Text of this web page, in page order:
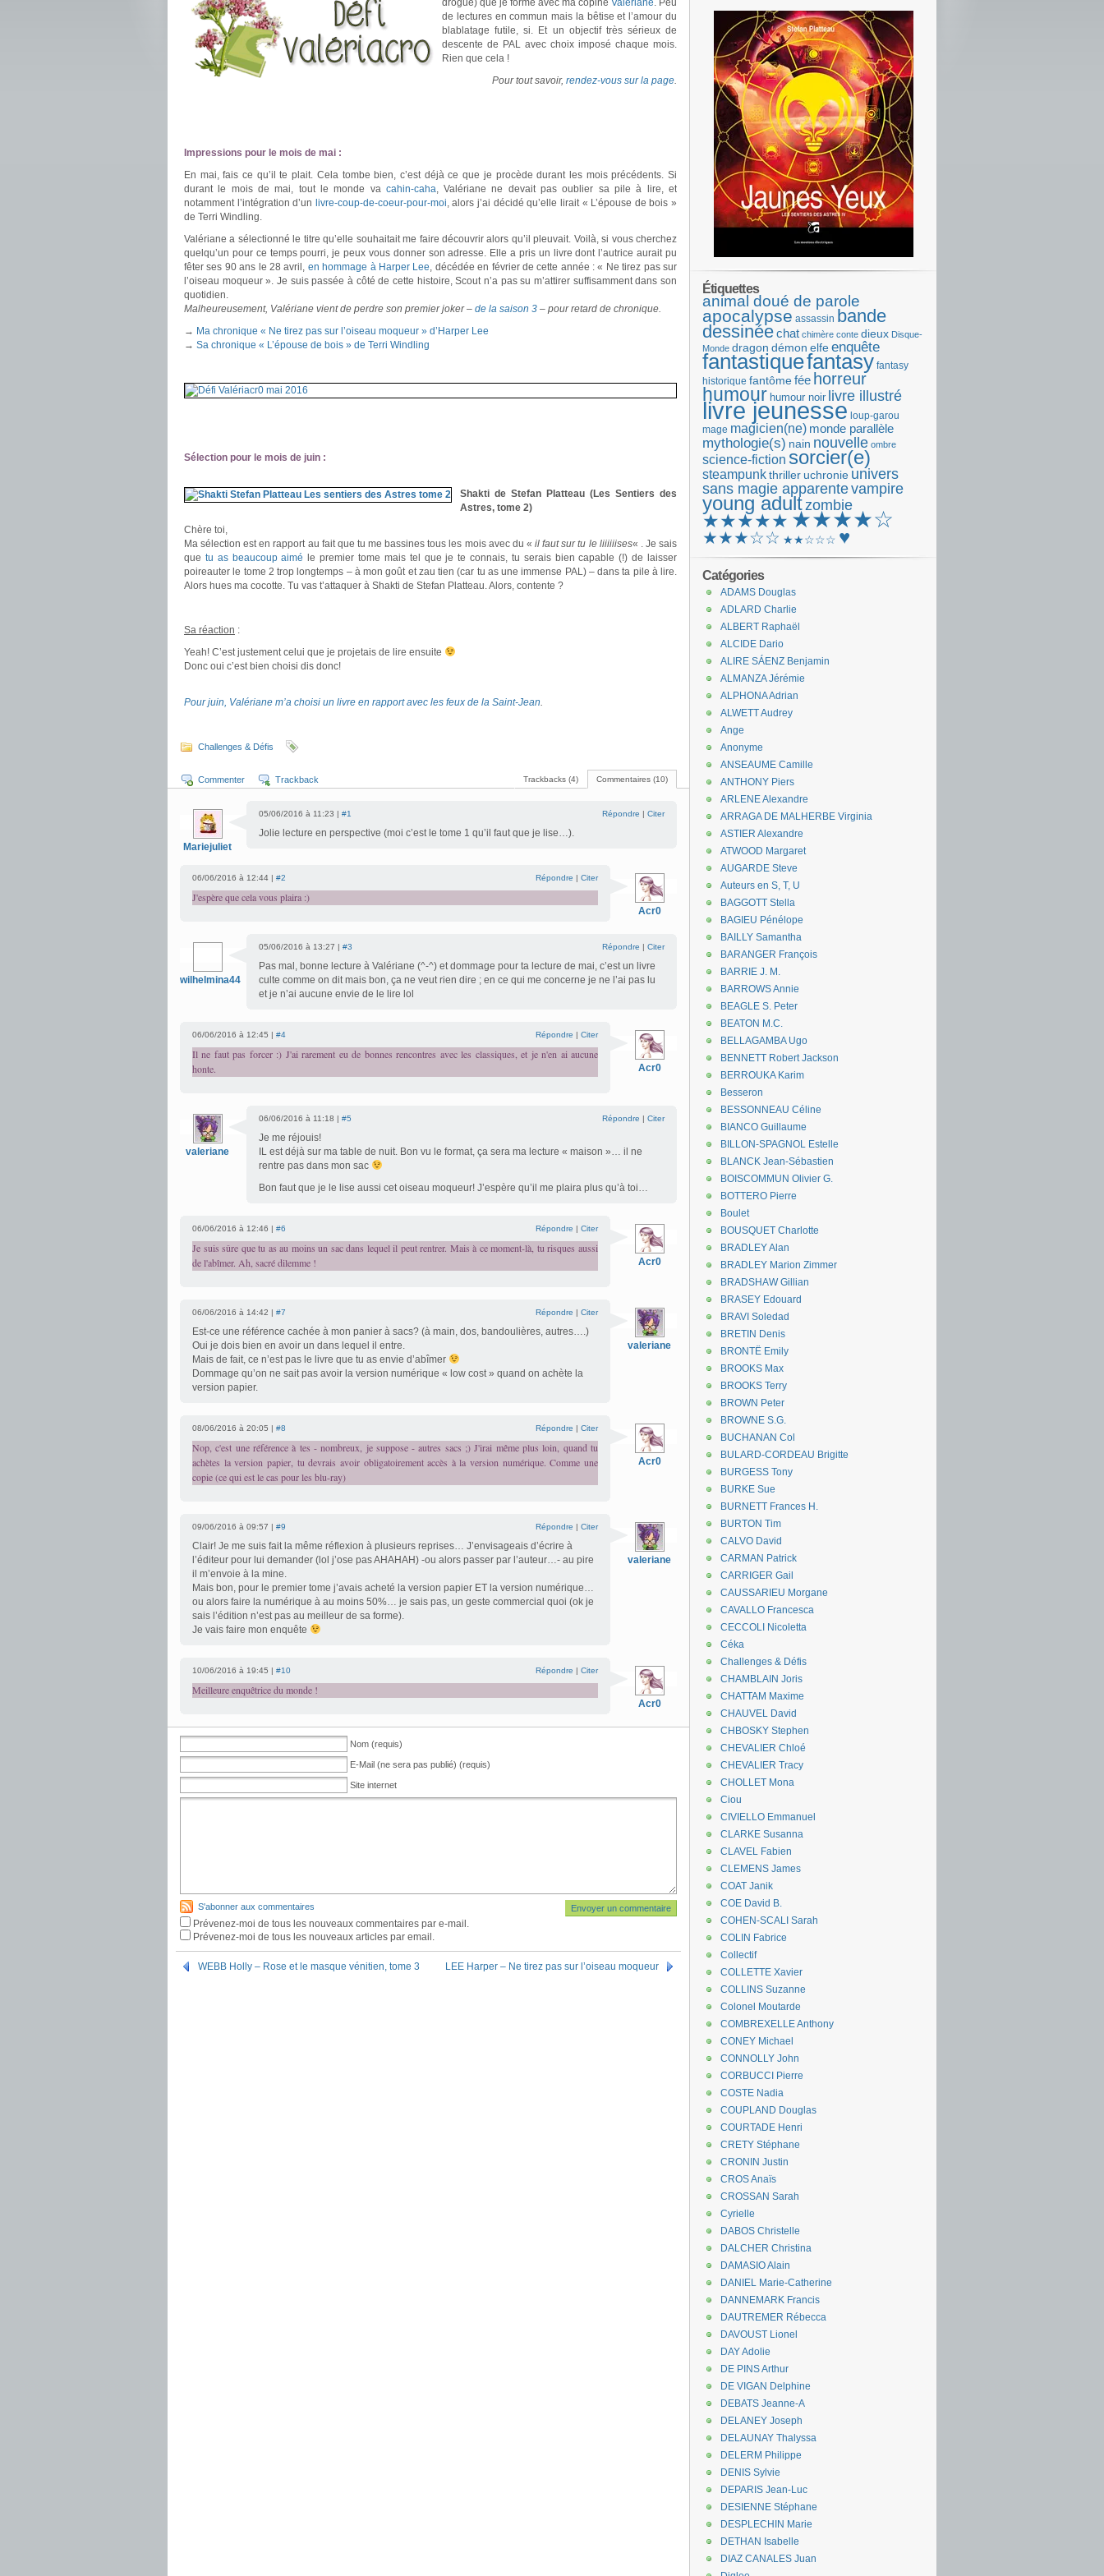
drogué) que je forme avec ma copine Valériane. Peu
de lectures en commun mais la bêtise et l’amour du
blablatage futile, si. Et un objectif très sérieux de
descente de PAL avec choix imposé chaque mois.
Rien que cela !
Pour tout savoir, rendez-vous sur la page.
Impressions pour le mois de mai :
En mai, fais ce qu’il te plait. Cela tombe bien, c’est déjà ce que je procède durant les mois précédents. Si
durant le mois de mai, tout le monde va cahin-caha, Valériane ne devait pas oublier sa pile à lire, et
notamment l’intégration d’un livre-coup-de-coeur-pour-moi, alors j’ai décidé qu’elle lirait « L’épouse de bois »
de Terri Windling.
Valériane a sélectionné le titre qu’elle souhaitait me faire découvrir alors qu’il pleuvait. Voilà, si vous cherchez
quelqu’un pour ce temps pourri, je peux vous donner son adresse. Elle a pris un livre dont l’autrice aurait pu
fêter ses 90 ans le 28 avril, en hommage à Harper Lee, décédée en février de cette année : « Ne tirez pas sur
l’oiseau moqueur ». Je suis passée à côté de cette histoire, Scout n’a pas su m’attirer suffisamment dans son
quotidien.
Malheureusement, Valériane vient de perdre son premier joker – de la saison 3 – pour retard de chronique.
→ Ma chronique « Ne tirez pas sur l’oiseau moqueur » d’Harper Lee
→ Sa chronique « L’épouse de bois » de Terri Windling
Sélection pour le mois de juin :
Shakti de Stefan Platteau (Les Sentiers des
Astres, tome 2)
Chère toi,
Ma sélection est en rapport au fait que tu me bassines tous les mois avec du «il faut sur tu le liiiiiises« . Je sais
que tu as beaucoup aimé
le premier tome mais tel que je te connais, tu serais bien capable (!) de laisser
poireauter le tome 2 trop longtemps – à mon goût et zau tien (car tu as une immense PAL) – dans ta pile à lire.
Alors hues ma cocotte. Tu vas t’attaquer à Shakti de Stefan Platteau. Alors, contente ?
Sa réaction :
Yeah! C’est justement celui que je projetais de lire ensuite
Donc oui c’est bien choisi dis donc!
Pour juin, Valériane m’a choisi un livre en rapport avec les feux de la Saint-Jean.
Challenges & Défis
Commentaires (10)
Trackbacks (4)
Commenter Trackback
Mariejuliet
05/06/2016 à 11:23 | #1 Répondre | Citer
Jolie lecture en perspective (moi c’est le tome 1 qu’il faut que je lise…).
Acr0
06/06/2016 à 12:44 | #2 Répondre | Citer
J'espère que cela vous plaira :)
wilhelmina44
05/06/2016 à 13:27 | #3 Répondre | Citer
Pas mal, bonne lecture à Valériane (^-^) et dommage pour ta lecture de mai, c’est un livre
culte comme on dit mais bon, ça ne veut rien dire ; en ce qui me concerne je ne l’ai pas lu
et je n’ai aucune envie de le lire lol
Acr0
06/06/2016 à 12:45 | #4 Répondre | Citer
Il ne faut pas forcer :) J'ai rarement eu de bonnes rencontres avec les classiques, et je n'en ai aucune
honte.
valeriane
06/06/2016 à 11:18 | #5 Répondre | Citer
Je me réjouis!
IL est déjà sur ma table de nuit. Bon vu le format, ça sera ma lecture « maison »… il ne
rentre pas dans mon sac
Bon faut que je le lise aussi cet oiseau moqueur! J’espère qu’il me plaira plus qu’à toi…
Acr0
06/06/2016 à 12:46 | #6 Répondre | Citer
Je suis sûre que tu as au moins un sac dans lequel il peut rentrer. Mais à ce moment-là, tu risques aussi
de l'abîmer. Ah, sacré dilemme !
valeriane
06/06/2016 à 14:42 | #7 Répondre | Citer
Est-ce une référence cachée à mon panier à sacs? (à main, dos, bandoulières, autres….)
Oui je dois bien en avoir un dans lequel il entre.
Mais de fait, ce n’est pas le livre que tu as envie d’abîmer
Dommage qu’on ne sait pas avoir la version numérique « low cost » quand on achète la
version papier.
Acr0
08/06/2016 à 20:05 | #8 Répondre | Citer
Nop, c'est une référence à tes - nombreux, je suppose - autres sacs ;) J'irai même plus loin, quand tu
achètes la version papier, tu devrais avoir obligatoirement accès à la version numérique. Comme une
copie (ce qui est le cas pour les blu-ray)
valeriane
09/06/2016 à 09:57 | #9 Répondre | Citer
Clair! Je me suis fait la même réflexion à plusieurs reprises… J’envisageais d’écrire à
l’éditeur pour lui demander (lol j’ose pas AHAHAH) -ou alors passer par l’auteur…- au pire
il m’envoie à la mine.
Mais bon, pour le premier tome j’avais acheté la version papier ET la version numérique…
ou alors faire la numérique à au moins 50%… je sais pas, un geste commercial quoi (ok je
sais l’édition n’est pas au meilleur de sa forme).
Je vais faire mon enquête
Acr0
10/06/2016 à 19:45 | #10 Répondre | Citer
Meilleure enquêtrice du monde !
Nom (requis)
E-Mail (ne sera pas publié) (requis)
Site internet
S'abonner aux commentaires
Prévenez-moi de tous les nouveaux commentaires par e-mail.
Prévenez-moi de tous les nouveaux articles par email.
WEBB Holly – Rose et le masque vénitien, tome 3 LEE Harper – Ne tirez pas sur l’oiseau moqueur
Étiquettes
animal doué de parole
apocalypse assassin bande
dessinéechat chimère conte dieux Disque-
Monde dragon démon elfeenquête
fantastiquefantasy fantasy
historique fantômefée horreur
humour humour noir livre illustré
livre jeunesse loup-garou
mage magicien(ne) monde parallèle
mythologie(s) nain nouvelle ombre
science-fiction sorcier(e)
steampunkthriller uchronie univers
sans magie apparentevampire
young adultzombie
★★★★★ ★★★★☆
★★★☆☆ ★★☆☆☆ ♥
Catégories
ADAMS Douglas
ADLARD Charlie
ALBERT Raphaël
ALCIDE Dario
ALIRE SÁENZ Benjamin
ALMANZA Jérémie
ALPHONA Adrian
ALWETT Audrey
Ange
Anonyme
ANSEAUME Camille
ANTHONY Piers
ARLENE Alexandre
ARRAGA DE MALHERBE Virginia
ASTIER Alexandre
ATWOOD Margaret
AUGARDE Steve
Auteurs en S, T, U
BAGGOTT Stella
BAGIEU Pénélope
BAILLY Samantha
BARANGER François
BARRIE J. M.
BARROWS Annie
BEAGLE S. Peter
BEATON M.C.
BELLAGAMBA Ugo
BENNETT Robert Jackson
BERROUKA Karim
Besseron
BESSONNEAU Céline
BIANCO Guillaume
BILLON-SPAGNOL Estelle
BLANCK Jean-Sébastien
BOISCOMMUN Olivier G.
BOTTERO Pierre
Boulet
BOUSQUET Charlotte
BRADLEY Alan
BRADLEY Marion Zimmer
BRADSHAW Gillian
BRASEY Edouard
BRAVI Soledad
BRETIN Denis
BRONTË Emily
BROOKS Max
BROOKS Terry
BROWN Peter
BROWNE S.G.
BUCHANAN Col
BULARD-CORDEAU Brigitte
BURGESS Tony
BURKE Sue
BURNETT Frances H.
BURTON Tim
CALVO David
CARMAN Patrick
CARRIGER Gail
CAUSSARIEU Morgane
CAVALLO Francesca
CECCOLI Nicoletta
Céka
Challenges & Défis
CHAMBLAIN Joris
CHATTAM Maxime
CHAUVEL David
CHBOSKY Stephen
CHEVALIER Chloé
CHEVALIER Tracy
CHOLLET Mona
Ciou
CIVIELLO Emmanuel
CLARKE Susanna
CLAVEL Fabien
CLEMENS James
COAT Janik
COE David B.
COHEN-SCALI Sarah
COLIN Fabrice
Collectif
COLLETTE Xavier
COLLINS Suzanne
Colonel Moutarde
COMBREXELLE Anthony
CONEY Michael
CONNOLLY John
CORBUCCI Pierre
COSTE Nadia
COUPLAND Douglas
COURTADE Henri
CRETY Stéphane
CRONIN Justin
CROS Anaïs
CROSSAN Sarah
Cyrielle
DABOS Christelle
DALCHER Christina
DAMASIO Alain
DANIEL Marie-Catherine
DANNEMARK Francis
DAUTREMER Rébecca
DAVOUST Lionel
DAY Adolie
DE PINS Arthur
DE VIGAN Delphine
DEBATS Jeanne-A
DELANEY Joseph
DELAUNAY Thalyssa
DELERM Philippe
DENIS Sylvie
DEPARIS Jean-Luc
DESIENNE Stéphane
DESPLECHIN Marie
DETHAN Isabelle
DIAZ CANALES Juan